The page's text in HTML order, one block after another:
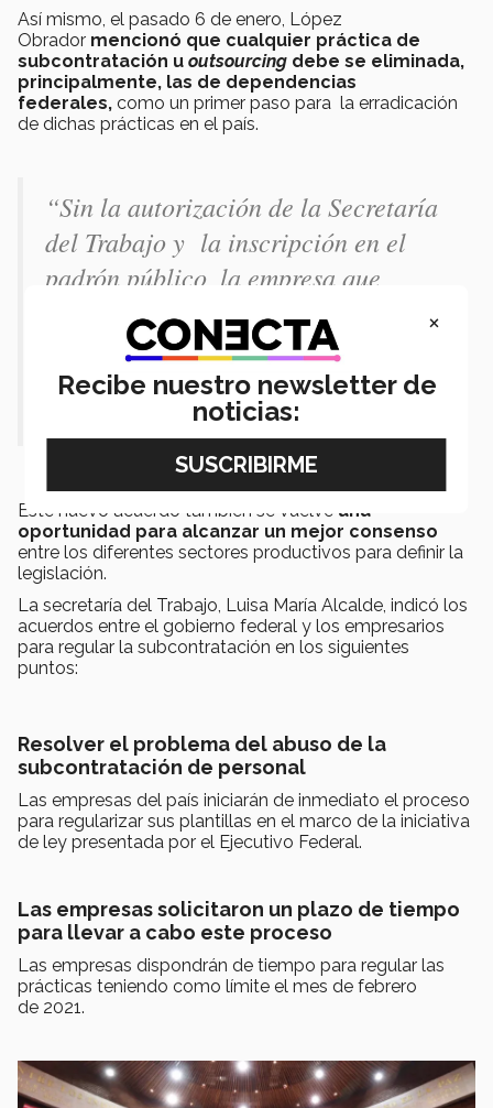
Así mismo, el pasado 6 de enero, López
Obrador mencionó que cualquier práctica de
subcontratación u outsourcing debe se eliminada,
principalmente, las de dependencias
federales, como un primer paso para la erradicación
de dichas prácticas en el país.
“Sin la autorización de la Secretaría
del Trabajo y la inscripción en el
padrón público, la empresa que
contrate a los outsourcings, no va a
tener efecto de deducción ante el SAT
y será un delito de defraudación
” dijo el especialista.
Este nuevo acuerdo también se vuelve una
oportunidad para alcanzar un mejor consenso
entre los diferentes sectores productivos para definir la
legislación.
La secretaría del Trabajo, Luisa María Alcalde, indicó los
acuerdos entre el gobierno federal y los empresarios
para regular la subcontratación en los siguientes
puntos:
Resolver el problema del abuso de la
subcontratación de personal
Las empresas del país iniciarán de inmediato el proceso
para regularizar sus plantillas en el marco de la iniciativa
de ley presentada por el Ejecutivo Federal.
Las empresas solicitaron un plazo de tiempo
para llevar a cabo este proceso
Las empresas dispondrán de tiempo para regular las
prácticas teniendo como límite el mes de febrero
de 2021.
×
Recibe nuestro newsletter de
noticias: